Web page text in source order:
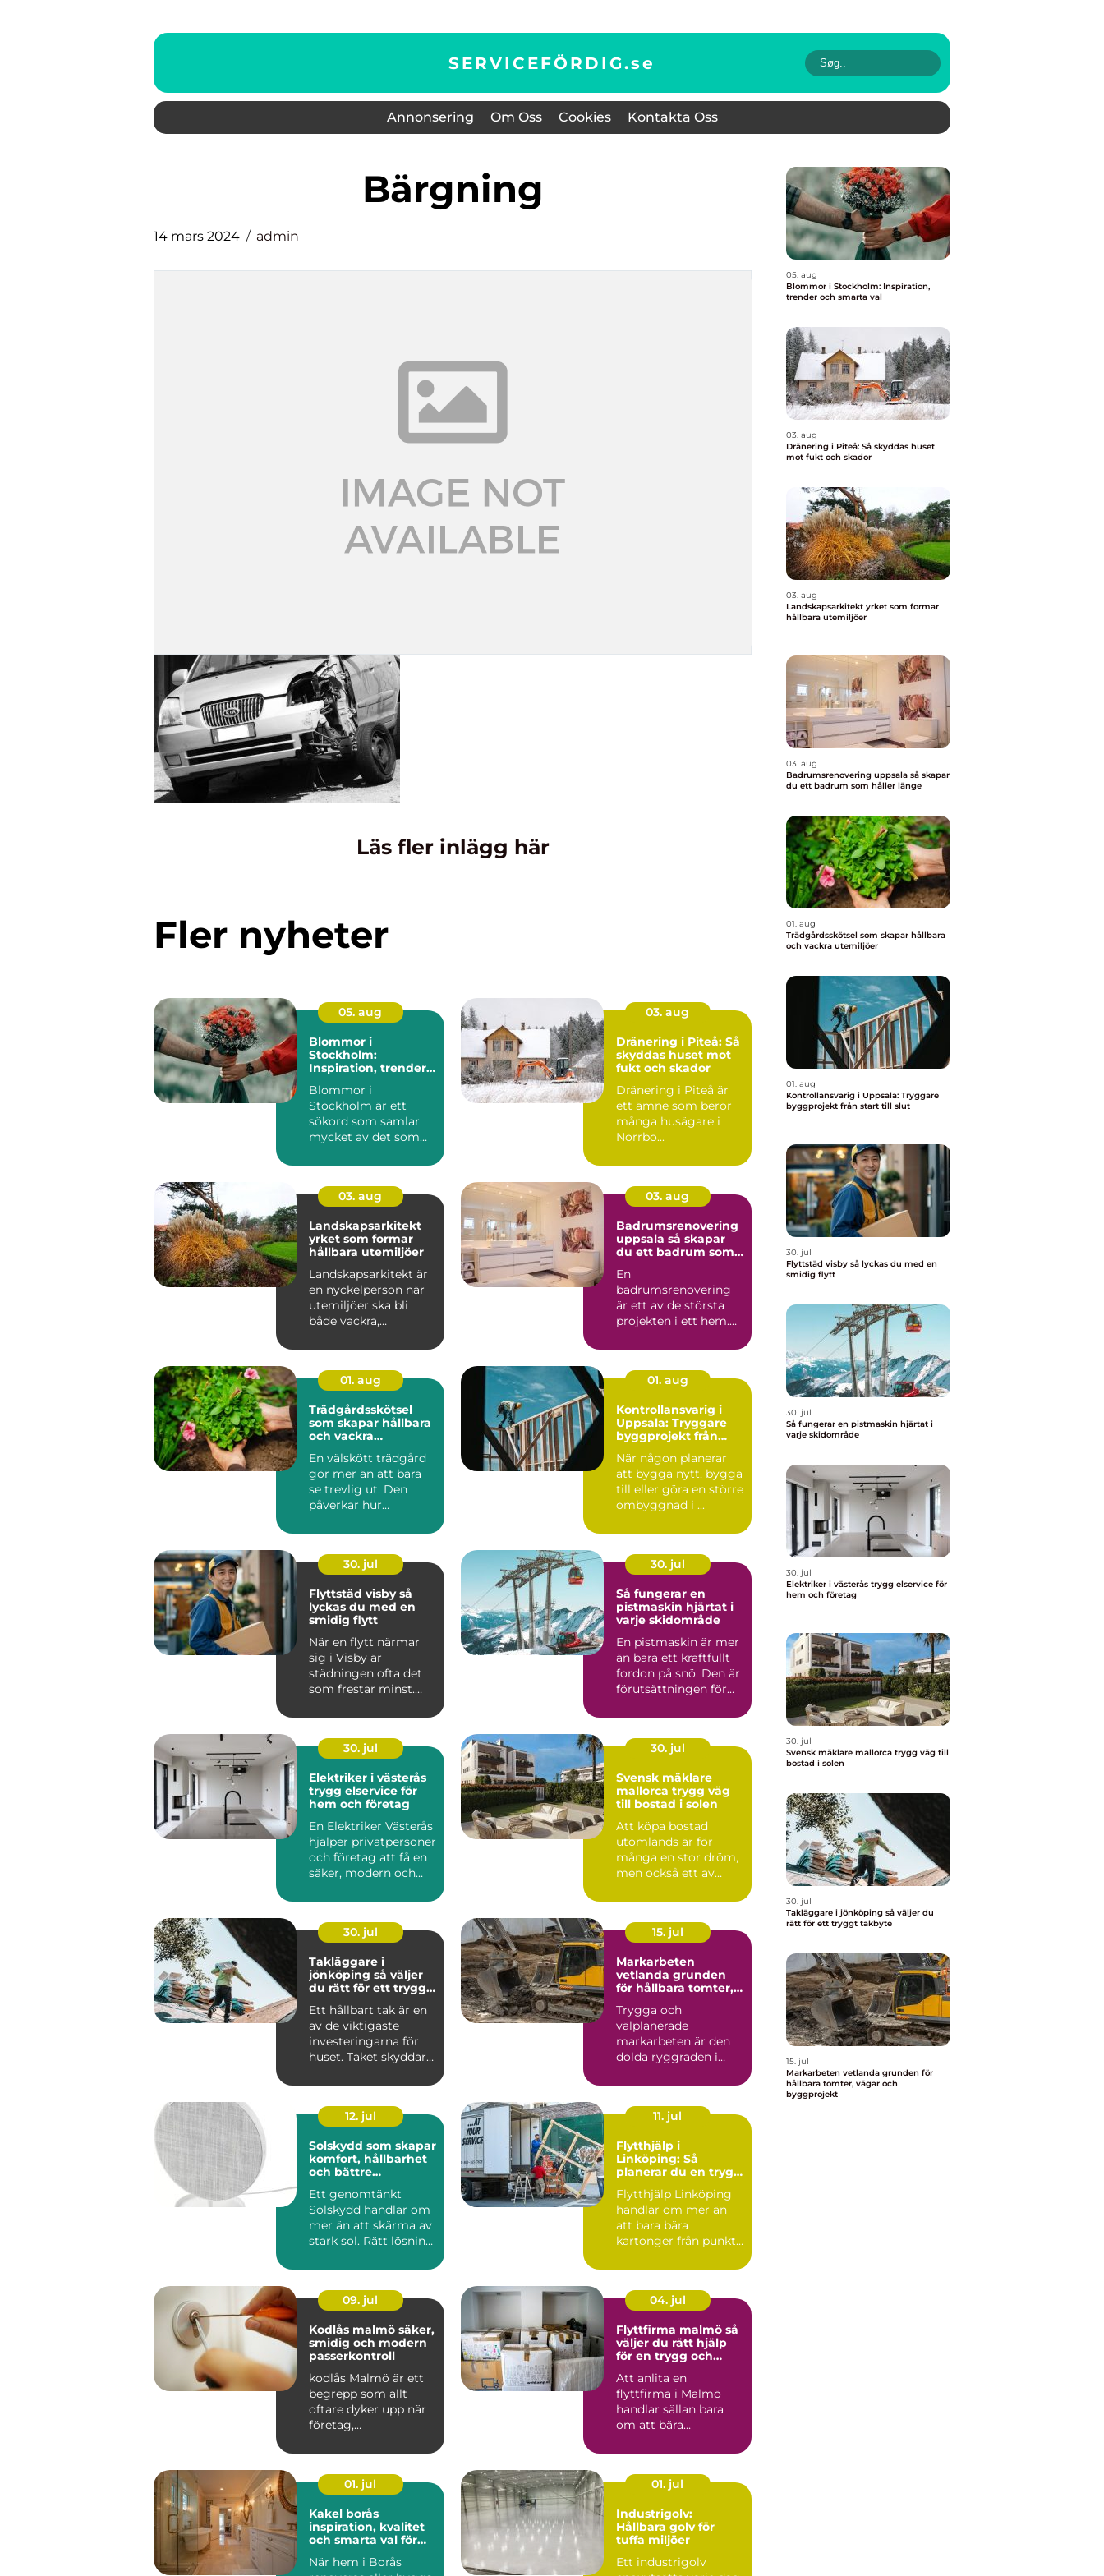
SERVICEFÖRDIG.se
Annonsering Om Oss Cookies Kontakta Oss
bärgning
14 mars 2024 admin
Läs fler inlägg här
Fler nyheter
05. aug
Blommor i
Stockholm:
Inspiration, trender
Blommor i
Stockholm är ett
sökord som samlar
mycket av det som
levand...
03. aug
Dränering i Piteå: Så
skyddas huset mot
fukt och skador
Dränering i Piteå är
ett ämne som berör
många husägare i
Norrbo...
03. aug
Landskapsarkitekt
yrket som formar
hållbara utemiljöer
Landskapsarkitekt är
en nyckelperson när
utemiljöer ska bli
både vackra,
hållbara ö...
03. aug
Badrumsrenovering
uppsala så skapar
du ett badrum som
En
badrumsrenovering
är ett av de största
projekten i ett hem.
hög, arbetet påverk...
01. aug
Trädgårdsskötsel
som skapar hållbara
och vackra
En välskött trädgård
gör mer än att bara
se trevlig ut. Den
påverkar hur
mycket t...
01. aug
Kontrollansvarig i
Uppsala: Tryggare
byggprojekt från
När någon planerar
att bygga nytt, bygga
till eller göra en större
ombyggnad i ...
30. jul
Flyttstäd visby så
lyckas du med en
smidig flytt
När en flytt närmar
sig i Visby är
städningen ofta det
som frestar minst.
avgörande...
30. jul
Så fungerar en
pistmaskin hjärtat i
varje skidområde
En pistmaskin är mer
än bara ett kraftfullt
fordon på snö. Den är
förutsättningen för
30. jul
Elektriker i västerås
trygg elservice för
hem och företag
En Elektriker Västerås
hjälper privatpersoner
och företag att få en
säker, modern och
30. jul
Svensk mäklare
mallorca trygg väg
till bostad i solen
Att köpa bostad
utomlands är för
många en stor dröm,
men också ett av
Mallorca...
30. jul
Takläggare i
jönköping så väljer
du rätt för ett tryggt
Ett hållbart tak är en
av de viktigaste
investeringarna för
huset. Taket skyddar
15. jul
Markarbeten
vetlanda grunden
för hållbara tomter,
byggprojekt
Trygga och
välplanerade
markarbeten är den
dolda ryggraden i
När en tomt ska
beby...
12. jul
Solskydd som skapar
komfort, hållbarhet
och bättre
Ett genomtänkt
Solskydd handlar om
mer än att skärma av
stark sol. Rätt lösning
inomhustem...
11. jul
Flytthjälp i
Linköping: Så
planerar du en trygg
Flytthjälp Linköping
handlar om mer än
att bara bära
kartonger från punkt
09. jul
Kodlås malmö säker,
smidig och modern
passerkontroll
kodlås Malmö är ett
begrepp som allt
oftare dyker upp när
företag,
r och privat...
04. jul
Flyttfirma malmö så
väljer du rätt hjälp
för en trygg och
Att anlita en
flyttfirma i Malmö
handlar sällan bara
om att bära
A till B. För ...
01. jul
Kakel borås
inspiration, kvalitet
och smarta val för
När hem i Borås
01. jul
Industrigolv:
Hållbara golv för
tuffa miljöer
Ett industrigolv
05. aug
Blommor i Stockholm: Inspiration,
trender och smarta val
03. aug
Dränering i Piteå: Så skyddas huset
mot fukt och skador
03. aug
Landskapsarkitekt yrket som formar
hållbara utemiljöer
03. aug
Badrumsrenovering uppsala så skapar
du ett badrum som håller länge
01. aug
Trädgårdsskötsel som skapar hållbara
och vackra utemiljöer
01. aug
Kontrollansvarig i Uppsala: Tryggare
byggprojekt från start till slut
30. jul
Flyttstäd visby så lyckas du med en
smidig flytt
30. jul
Så fungerar en pistmaskin hjärtat i
varje skidområde
30. jul
Elektriker i västerås trygg elservice för
hem och företag
30. jul
Svensk mäklare mallorca trygg väg till
bostad i solen
30. jul
Takläggare i jönköping så väljer du
rätt för ett tryggt takbyte
15. jul
Markarbeten vetlanda grunden för
hållbara tomter, vägar och
byggprojekt